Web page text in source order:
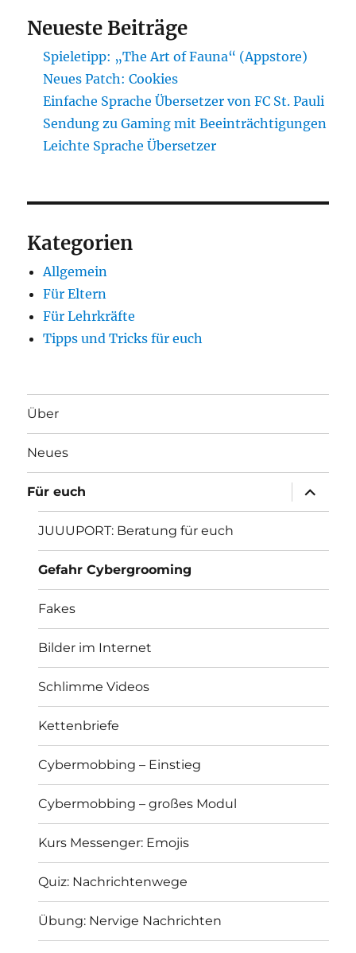
Neueste Beiträge
Spieletipp: „The Art of Fauna“ (Appstore)
Neues Patch: Cookies
Einfache Sprache Übersetzer von FC St. Pauli
Sendung zu Gaming mit Beeinträchtigungen
Leichte Sprache Übersetzer
Kategorien
Allgemein
Für Eltern
Für Lehrkräfte
Tipps und Tricks für euch
Über
Neues
Für euch
öffnen
JUUUPORT: Beratung für euch
Gefahr Cybergrooming
Fakes
Bilder im Internet
Schlimme Videos
Kettenbriefe
Cybermobbing – Einstieg
Cybermobbing – großes Modul
Kurs Messenger: Emojis
Quiz: Nachrichtenwege
Übung: Nervige Nachrichten